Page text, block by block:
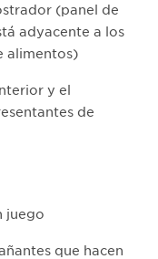
(panel de
adyacente a los
alimentos)
y el
de
juego
que hacen